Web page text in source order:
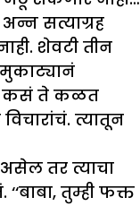
सत्याग्रह
शेवटी तीन
कसं ते कळत
त्यातून
असेल तर त्याचा
तुम्ही फक्त